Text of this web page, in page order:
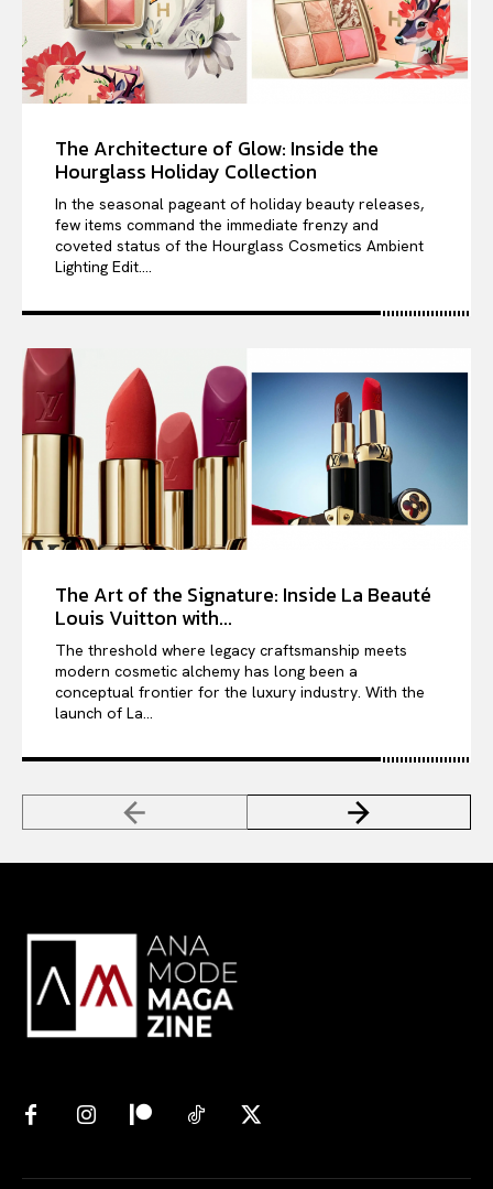
The Architecture of Glow: Inside the
Hourglass Holiday Collection
In the seasonal pageant of holiday beauty releases,
few items command the immediate frenzy and
coveted status of the Hourglass Cosmetics Ambient
Lighting Edit....
The Art of the Signature: Inside La Beauté
Louis Vuitton with...
The threshold where legacy craftsmanship meets
modern cosmetic alchemy has long been a
conceptual frontier for the luxury industry. With the
launch of La...